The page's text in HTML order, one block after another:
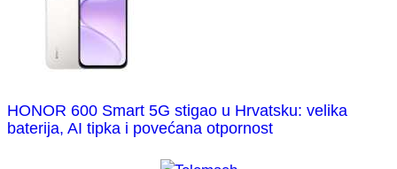
HONOR 600 Smart 5G stigao u Hrvatsku: velika
baterija, AI tipka i povećana otpornost